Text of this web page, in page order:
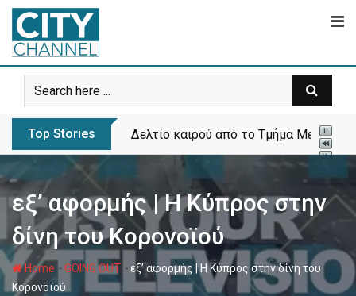
Skip
content
Top Stories Δελτίο καιρού από το Τμήμα
εξ’ αφορμής | Η Κύπρος στην
δίνη του Κορονοϊού
Home -GOING OUT - εξ’ αφορμής | Η Κύπρος στην δίνη του
Κορονοϊού